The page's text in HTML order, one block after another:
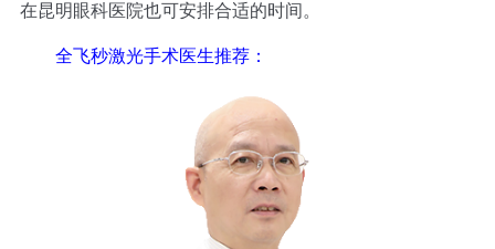
在昆明眼科医院也可安排合适的时间。
全飞秒激光手术医生推荐：